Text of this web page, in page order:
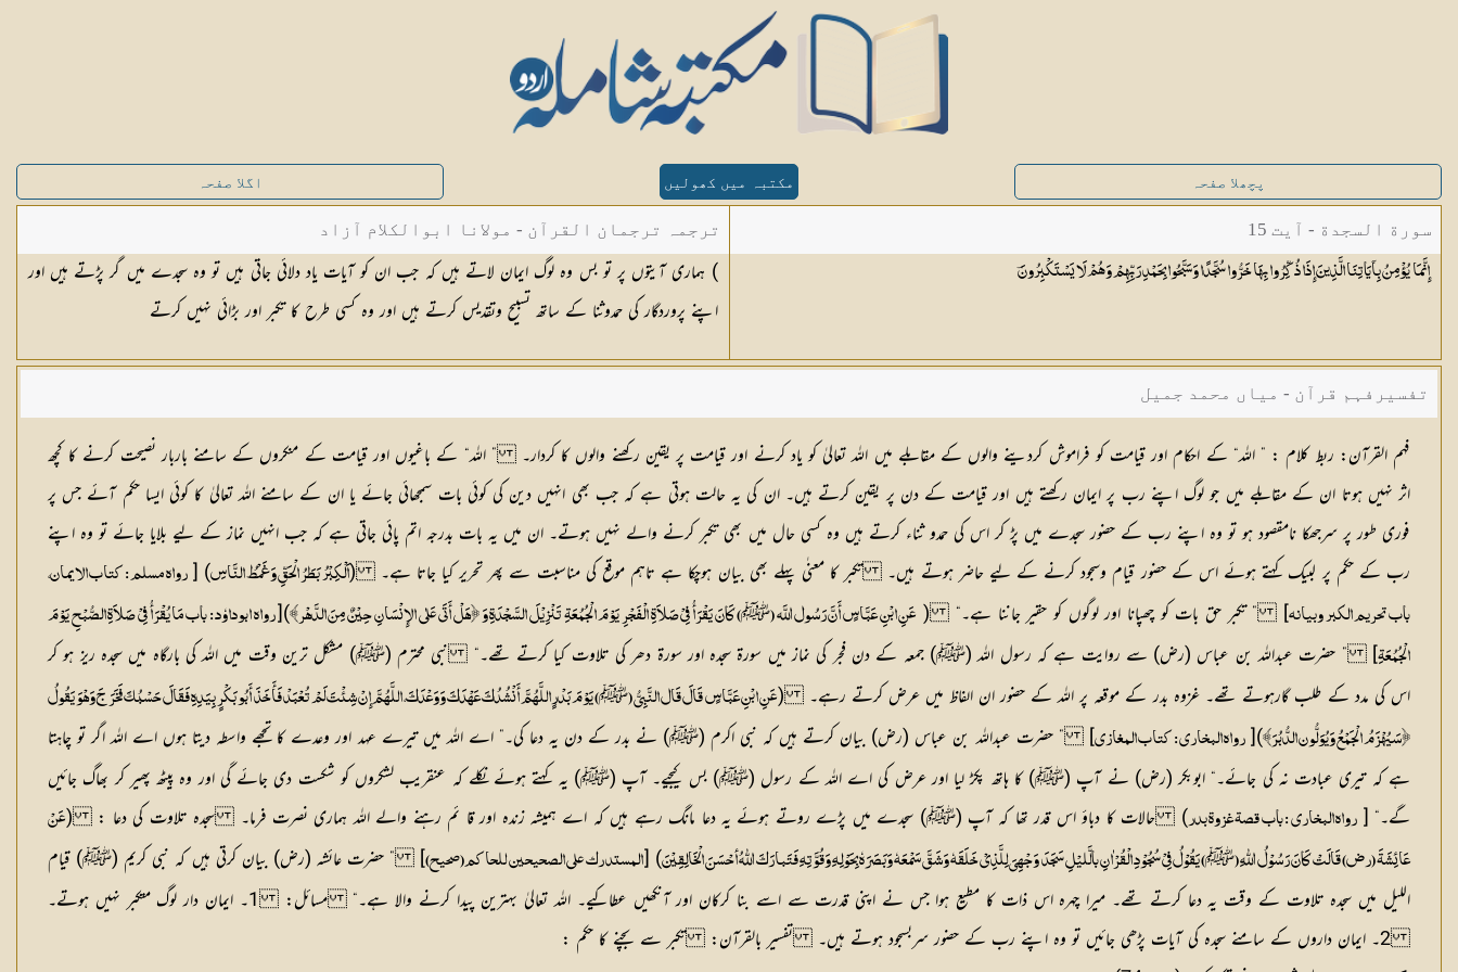
پچھلا صفحہ مکتبہ میں کھولیں اگلا صفحہ
سورة السجدة - آیت 15
إِنَّمَا يُؤْمِنُ بِآيَاتِنَا الَّذِينَ إِذَا ذُكِّرُوا بِهَا خَرُّوا سُجَّدًا وَسَبَّحُوا بِحَمْدِ رَبِّهِمْ وَهُمْ لَا يَسْتَكْبِرُونَ
ترجمہ ترجمان القرآن - مولانا ابوالکلام آزاد
) ہماری آیتوں پر تو بس وہ لوگ ایمان لاتے ہیں کہ جب ان کو آیات یاد دلائی جاتی ہیں تو وہ سجدے میں گر پڑتے ہیں اور
اپنے پروردگار کی حمدوثنا کے ساتھ تسبیح وتقدیس کرتے ہیں اور وہ کسی طرح کا تکبر اور بڑائی نہیں کرتے
تفسیرفہم قرآن - میاں محمد جمیل
فہم القرآن: ربط کلام : ” اللہ“ کے احکام اور قیامت کو فراموش کردینے والوں کے مقابلے میں اللہ تعالیٰ کو یاد کرنے اور قیامت پر یقین رکھنے والوں کا کردار۔ ” اللہ“ کے باغیوں اور قیامت کے منکروں کے سامنے باربار نصیحت کرنے کا کچھ
اثر نہیں ہوتا ان کے مقابلے میں جو لوگ اپنے رب پر ایمان رکھتے ہیں اور قیامت کے دن پر یقین کرتے ہیں۔ ان کی یہ حالت ہوتی ہے کہ جب بھی انہیں دین کی کوئی بات سمجھائی جائے یا ان کے سامنے اللہ تعالیٰ کا کوئی ایسا حکم آئے جس پر
فوری طور پر سرجھکا نامقصود ہو تو وہ اپنے رب کے حضور سجدے میں پڑ کر اس کی حمدو ثناء کرتے ہیں وہ کسی حال میں بھی تکبر کرنے والے نہیں ہوتے۔ ان میں یہ بات بدرجہ اتم پائی جاتی ہے کہ جب انہیں نماز کے لیے بلایا جائے تو وہ اپنے
رب کے حکم پر لبیک کہتے ہوئے اس کے حضور قیام وسجود کرنے کے لیے حاضر ہوتے ہیں۔ تکبر کا معنٰی پہلے بھی بیان ہوچکا ہے تاہم موقع کی مناسبت سے پھر تحریر کیا جاتا ہے۔ (اَلْکِبْرُ بَطَرُ الْحَقِّ وَغَمْطُ النَّاسِ) [رواہ مسلم : کتاب الایمان،
باب تحریم الکبر وبیانہ] ” تکبر حق بات کو چھپانا اور لوگوں کو حقیر جاننا ہے۔“ ( عَنِ ابْنِ عَبَّاسٍ أَنَّ رَسُول اللَّہ (ﷺ) کَانَ یَقْرَأُ فِیْ صَلاَۃِ الْفَجْرِ یَوْمَ الْجُمُعَۃِ تَنْزِیْلَ السَّجْدَۃِ وَ ﴿ہَلْ أَتَی عَلٰی الإِنْسَانِ حِیْنٌ مِنَ الدَّہْر﴾)[رواہ ابوداوٗد : باب مَا یُقْرَأُ فِیْ صَلاَۃِ الصُّبْحِ یَوْمَ
الْجُمُعَۃِ] ” حضرت عبداللہ بن عباس (رض) سے روایت ہے کہ رسول اللہ (ﷺ) جمعہ کے دن فجر کی نماز میں سورۃ سجدہ اور سورۃ دھر کی تلاوت کیا کرتے تھے۔“ نبی محترم (ﷺ) مشکل ترین وقت میں اللہ کی بارگاہ میں سجدہ ریز ہو کر
اس کی مدد کے طلب گارہوتے تھے۔ غزوہ بدر کے موقعہ پر اللہ کے حضور ان الفاظ میں عرض کرتے رہے۔ (عَنِ ابْنِ عَبَّاسٍ قَالَ قَال النَّبِیُّ (ﷺ) یَوْمَ بَدْرٍاللَّہُمَّ أَنْشُدُکَ عَہْدَکَ وَوَعْدَکَ، اللَّہُمَّ إِنْ شِئْتَ لَمْ تُعْبَدْ فَأَخَذَ أَبُو بَکْرٍ بِیَدِہِ فَقَالَ حَسْبُکَ فَخَرَجَ وَہْوَ یَقُولُ
﴿سَیُہْزَمُ الْجَمْعُ وَیُوَلُّون الدُّبُرَ﴾)[رواہ البخاری : کتاب المغازی] ” حضرت عبداللہ بن عباس (رض) بیان کرتے ہیں کہ نبی اکرم (ﷺ) نے بدر کے دن یہ دعا کی۔” اے اللہ میں تیرے عہد اور وعدے کا تجھے واسطہ دیتا ہوں اے اللہ اگر تو چاہتا
ہے کہ تیری عبادت نہ کی جائے۔“ ابوبکر (رض) نے آپ (ﷺ) کا ہاتھ پکڑ لیا اور عرض کی اے اللہ کے رسول (ﷺ) بس کیجیے۔ آپ (ﷺ) یہ کہتے ہوئے نکلے کہ عنقریب لشکروں کو شکست دی جائے گی اور وہ پیٹھ پھیر کر بھاگ جائیں
گے۔“ [ رواہ البخاری : باب قصۃ غزوۃ بدر) حالات کا دباؤ اس قدر تھا کہ آپ (ﷺ) سجدے میں پڑے روتے ہوئے یہ دعا مانگ رہے ہیں کہ اے ہمیشہ زندہ اور قا ئم رہنے والے اللہ ہماری نصرت فرما۔سجدہ تلاوت کی دعا : (عَنْ
عَائِشَۃَ (رض) قَالَتْ کَانَ رَسُوْلُ اللّٰہِ (ﷺ) یَقُوْلُ فِیْ سُجُوْدِ الْقُرْاٰنِ بالَّلیْلِ سَجَدَ وَجْہِیَ لِلَّذِیْ خَلَقَہٗ وَشَقَّ سَمْعَہٗ وَبَصَرَہٗ بِحَوْلِہِ وَقُوَّتِہِ فَتَبارَکَ اللّٰہُ أحْسَنَ الْخَالِقِیْنَ) [المستد رک علی الصحیحین للحاکم(صحیح)] ” حضرت عائشہ (رض) بیان کرتی ہیں کہ نبی کریم (ﷺ) قیام
اللیل میں سجدہ تلاوت کے وقت یہ دعا کرتے تھے۔ میرا چہرہ اس ذات کا مطیع ہوا جس نے اپنی قدرت سے اسے بنا کرکان اور آنکھیں عطاکیے۔ اللہ تعالیٰ بہترین پیدا کرنے والا ہے۔“مسائل:
1۔ ایمان دار لوگ متکبر نہیں ہوتے۔
2۔ ایمان داروں کے سامنے سجدہ کی آیات پڑھی جائیں تو وہ اپنے رب کے حضور سربسجود ہوتے ہیں۔
تفسیر بالقرآن: تکبر سے بچنے کا حکم :